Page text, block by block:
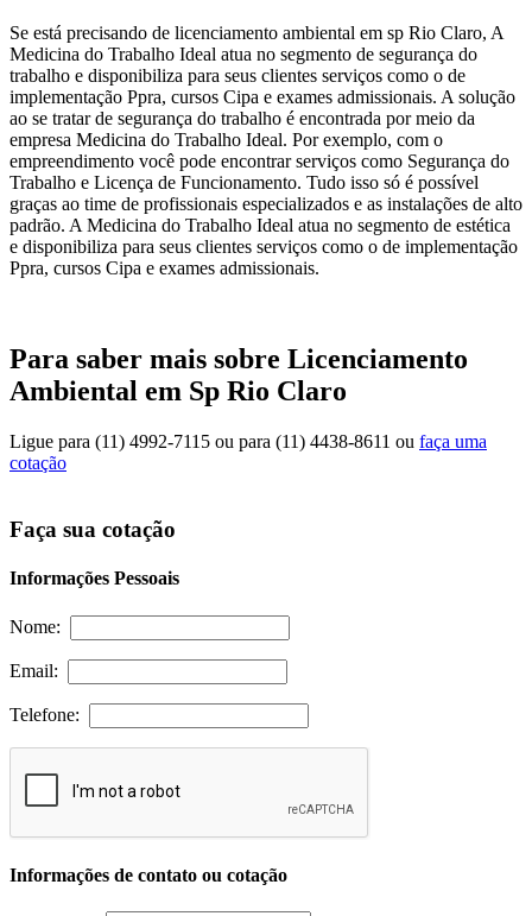
Se está precisando de licenciamento ambiental em sp Rio Claro, A
Medicina do Trabalho Ideal atua no segmento de segurança do
trabalho e disponibiliza para seus clientes serviços como o de
implementação Ppra, cursos Cipa e exames admissionais. A solução
ao se tratar de segurança do trabalho é encontrada por meio da
empresa Medicina do Trabalho Ideal. Por exemplo, com o
empreendimento você pode encontrar serviços como Segurança do
Trabalho e Licença de Funcionamento. Tudo isso só é possível
graças ao time de profissionais especializados e as instalações de alto
padrão. A Medicina do Trabalho Ideal atua no segmento de estética
e disponibiliza para seus clientes serviços como o de implementação
Ppra, cursos Cipa e exames admissionais.
Para saber mais sobre Licenciamento
Ambiental em Sp Rio Claro
Ligue para (11) 4992-7115 ou para (11) 4438-8611 ou faça uma
cotação
Faça sua cotação
Informações Pessoais
Nome:
Email:
Telefone:
Informações de contato ou cotação